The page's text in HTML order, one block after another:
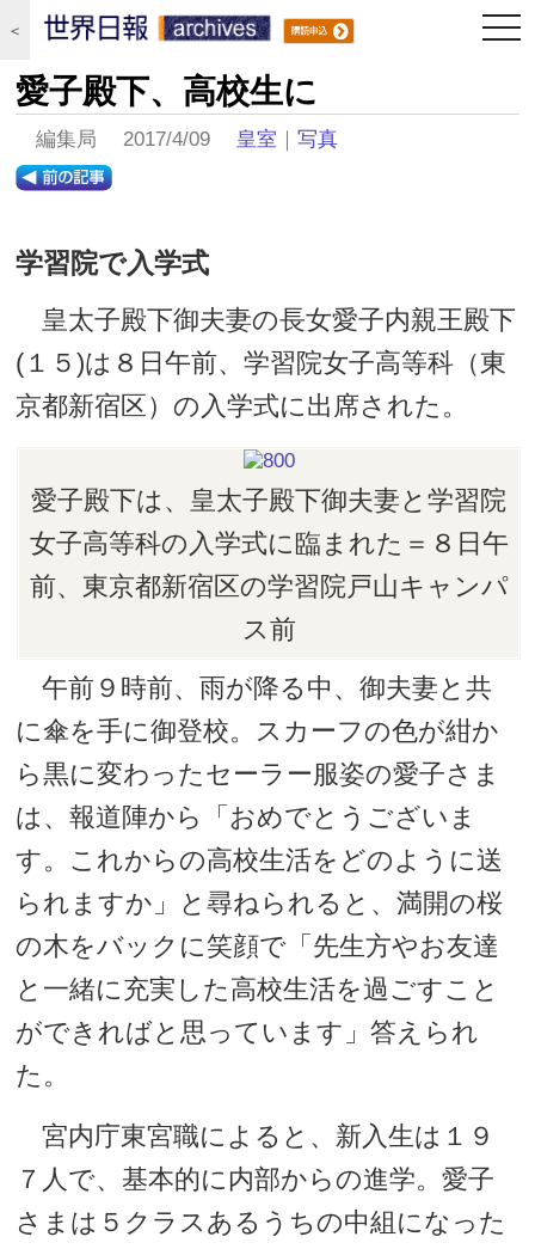
＜
愛子殿下、高校生に
編集局 2017/4/09 皇室 ｜写真
学習院で入学式
皇太子殿下御夫妻の長女愛子内親王殿下
(１５)は８日午前、学習院女子高等科（東
京都新宿区）の入学式に出席された。
愛子殿下は、皇太子殿下御夫妻と学習院
女子高等科の入学式に臨まれた＝８日午
前、東京都新宿区の学習院戸山キャンパ
ス前
午前９時前、雨が降る中、御夫妻と共
に傘を手に御登校。スカーフの色が紺か
ら黒に変わったセーラー服姿の愛子さま
は、報道陣から「おめでとうございま
す。これからの高校生活をどのように送
られますか」と尋ねられると、満開の桜
の木をバックに笑顔で「先生方やお友達
と一緒に充実した高校生活を過ごすこと
ができればと思っています」答えられ
た。
宮内庁東宮職によると、新入生は１９
７人で、基本的に内部からの進学。愛子
さまは５クラスあるうちの中組になった